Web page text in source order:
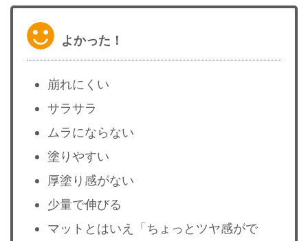
よかった！
崩れにくい
サラサラ
ムラにならない
塗りやすい
厚塗り感がない
少量で伸びる
マットとはいえ「ちょっとツヤ感がで